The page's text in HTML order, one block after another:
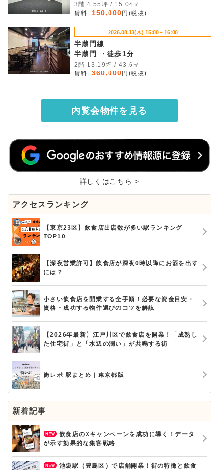
3階 4.55坪 / 15.04㎡
賃料: 150,000 円(税抜)
2026.08.13(木) 15:00～16:00
半蔵門線
半蔵門 ・徒歩1分
2階 13.19坪 / 43.6㎡
賃料: 360,000 円(税抜)
内覧会物件を見る
詳しくはこちら >
アクセスランキング
【東京23区】飲食店出店数が多い駅ランキング
TOP10
【深夜営業許可】飲食店が深夜0時以降にお酒を出す
には？
小さい飲食店を開業する全手順！必要な資金目安・
資格・成功する物件選びのコツを解説
【2026年最新】江戸川区で飲食店を開業！「成熟し
た住宅街」と「水辺の潤い」が共鳴する街
街レポ 駅まとめ｜東京都版
新着記事
飲食店のXキャンペーンを成功に導く！データ
が示す効果的な集客戦略
池袋駅（豊島区）で店舗開業！街の特徴と飲食